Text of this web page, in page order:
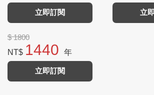
立即訂閱 立
$ 1800
NT$ 1440 年
立即訂閱